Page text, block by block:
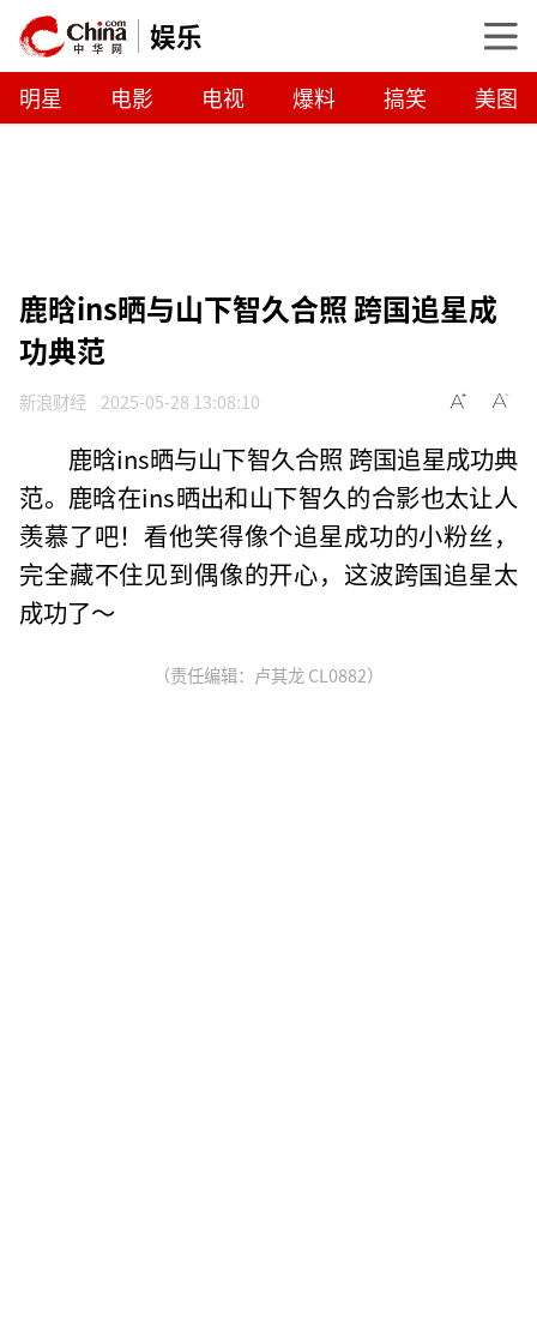
娱乐
明星 电影 电视 爆料 搞笑 美图
鹿晗ins晒与山下智久合照 跨国追星成
功典范
新浪财经 2025-05-28 13:08:10
鹿晗ins晒与山下智久合照 跨国追星成功典
范。鹿晗在ins晒出和山下智久的合影也太让人
羡慕了吧！看他笑得像个追星成功的小粉丝，
完全藏不住见到偶像的开心，这波跨国追星太
成功了～
（责任编辑：卢其龙 CL0882）